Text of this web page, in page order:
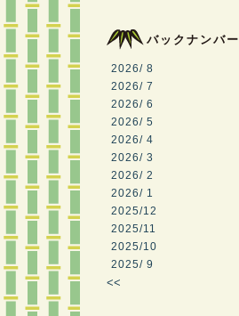
バックナンバー
2026/ 8
2026/ 7
2026/ 6
2026/ 5
2026/ 4
2026/ 3
2026/ 2
2026/ 1
2025/12
2025/11
2025/10
2025/ 9
<<